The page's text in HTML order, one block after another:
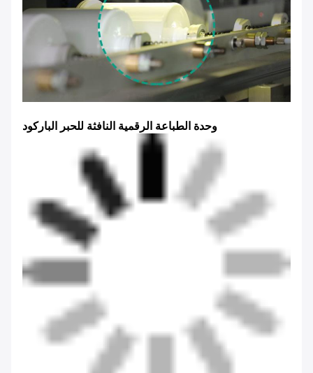
وحدة الطباعة الرقمية النافثة للحبر الباركود